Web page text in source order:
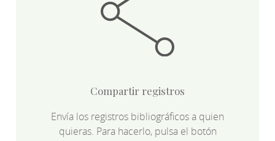
Compartir registros
Envía los registros bibliográficos a quien
quieras. Para hacerlo, pulsa el botón